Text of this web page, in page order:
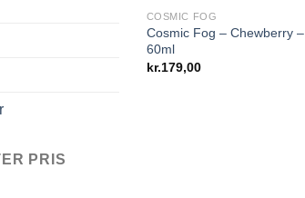
PRIS
COSMIC FOG
Cosmic Fog – Chewberry –
60ml
kr.179,00